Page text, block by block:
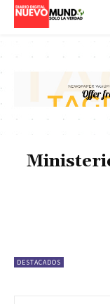
DESTACADOS